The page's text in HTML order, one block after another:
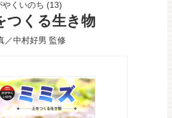
くいのち (13)
くる生き物
／中村好男 監修